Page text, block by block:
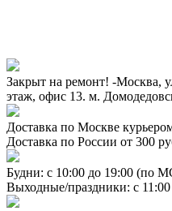
Закрыт на ремонт! -Москва,
этаж, офис 13. м.
Доставка по Москве
Доставка по России от 300
Будни: с 10:00 до 19:00 (по
Выходные/праздники: с